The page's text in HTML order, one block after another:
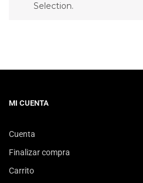
Selection.
MI CUENTA
Cuenta
Finalizar compra
Carrito